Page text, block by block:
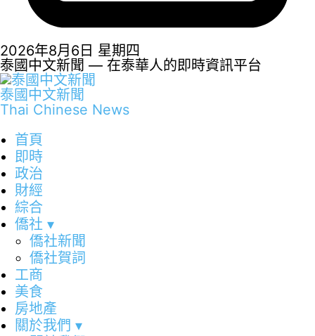
2026年8月6日 星期四
泰國中文新聞 — 在泰華人的即時資訊平台
泰國中文新聞
Thai Chinese News
首頁
即時
政治
財經
綜合
僑社 ▾
僑社新聞
僑社賀詞
工商
美食
房地產
關於我們 ▾